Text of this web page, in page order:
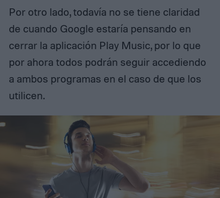
Por otro lado, todavía no se tiene claridad
de cuando Google estaría pensando en
cerrar la aplicación Play Music, por lo que
por ahora todos podrán seguir accediendo
a ambos programas en el caso de que los
utilicen.